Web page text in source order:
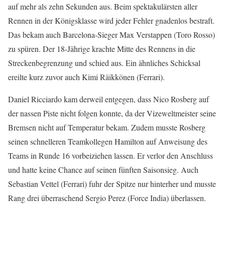
auf mehr als zehn Sekunden aus. Beim spektakulärsten aller
Rennen in der Königsklasse wird jeder Fehler gnadenlos bestraft.
Das bekam auch Barcelona-Sieger Max Verstappen (Toro Rosso)
zu spüren. Der 18-Jährige krachte Mitte des Rennens in die
Streckenbegrenzung und schied aus. Ein ähnliches Schicksal
ereilte kurz zuvor auch Kimi Räikkönen (Ferrari).
Daniel Ricciardo kam derweil entgegen, dass Nico Rosberg auf
der nassen Piste nicht folgen konnte, da der Vizeweltmeister seine
Bremsen nicht auf Temperatur bekam. Zudem musste Rosberg
seinen schnelleren Teamkollegen Hamilton auf Anweisung des
Teams in Runde 16 vorbeiziehen lassen. Er verlor den Anschluss
und hatte keine Chance auf seinen fünften Saisonsieg. Auch
Sebastian Vettel (Ferrari) fuhr der Spitze nur hinterher und musste
Rang drei überraschend Sergio Perez (Force India) überlassen.